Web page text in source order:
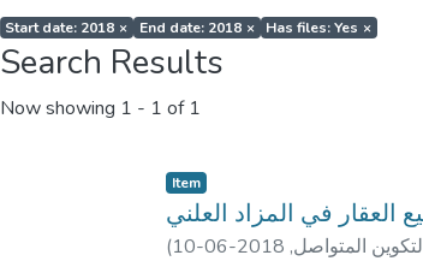
Start date: 2018 × End date: 2018 × Has files: Yes ×
Search Results
Now showing 1 - 1 of 1
Item
العقار في المزاد العلني
( المتواصل,
2018-06-10